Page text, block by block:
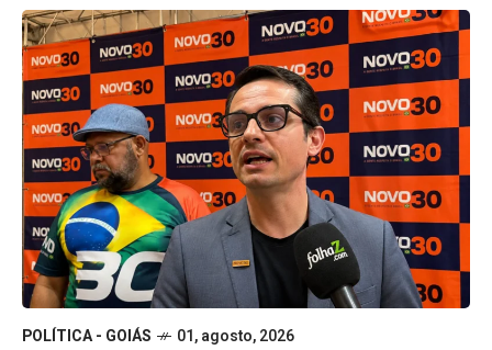
POLÍTICA - GOIÁS 01, agosto, 2026